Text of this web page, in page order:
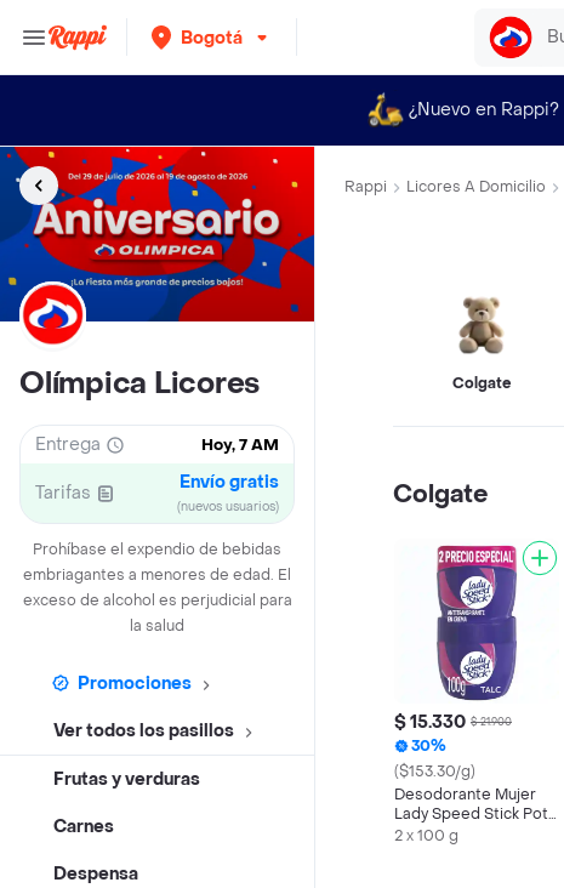
Bogotá
¿Nuevo en Rappi?
Olímpica Licores
Entrega Hoy, 7 AM
Tarifas Envío gratis
(nuevos usuarios)
Prohíbase el expendio de bebidas
embriagantes a menores de edad. El
exceso de alcohol es perjudicial para
la salud
Promociones
Ver todos los pasillos
Frutas y verduras
Carnes
Despensa
Rappi Licores A Domicilio
Colgate
Colgate
$ 15.330 $ 21.900
30%
($153.30/g)
Desodorante Mujer
Lady Speed Stick Pote
24/7 Talc 100 g x 2 Und
2 x 100 g